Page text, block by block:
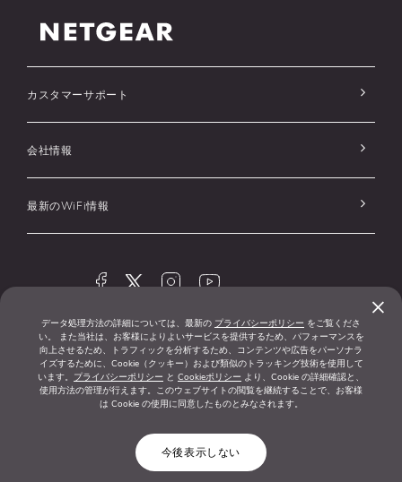
カスタマーサポート
会社情報
最新のWiFi情報
×
データ処理方法の詳細については、最新の プライバシーポリシー をご覧くださ
い。 また当社は、お客様によりよいサービスを提供するため、パフォーマンスを
向上させるため、トラフィックを分析するため、コンテンツや広告をパーソナラ
イズするために、Cookie（クッキー）および類似のトラッキング技術を使用して
います。 プライバシーポリシー と Cookieポリシー より、Cookie の詳細確認と、
使用方法の管理が行えます。このウェブサイトの閲覧を継続することで、お客様
は Cookie の使用に同意したものとみなされます。
今後表示しない
© 1996-2026
NETGEAR®
プライバシーポ
リシー
広告および
Cookieに関する
ポリシー
クッキー設定
サービス利用規
約
「ProSafe」は横河電機株式会社の登録商標です。商標「ProSAFE」が使用さ